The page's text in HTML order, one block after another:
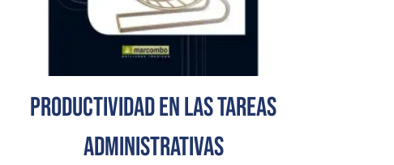
Productividad en las tareas
administrativas